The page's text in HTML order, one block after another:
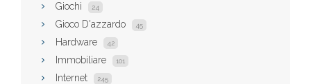
Giochi 24
Gioco D'azzardo 45
Hardware 42
Immobiliare 101
Internet 245